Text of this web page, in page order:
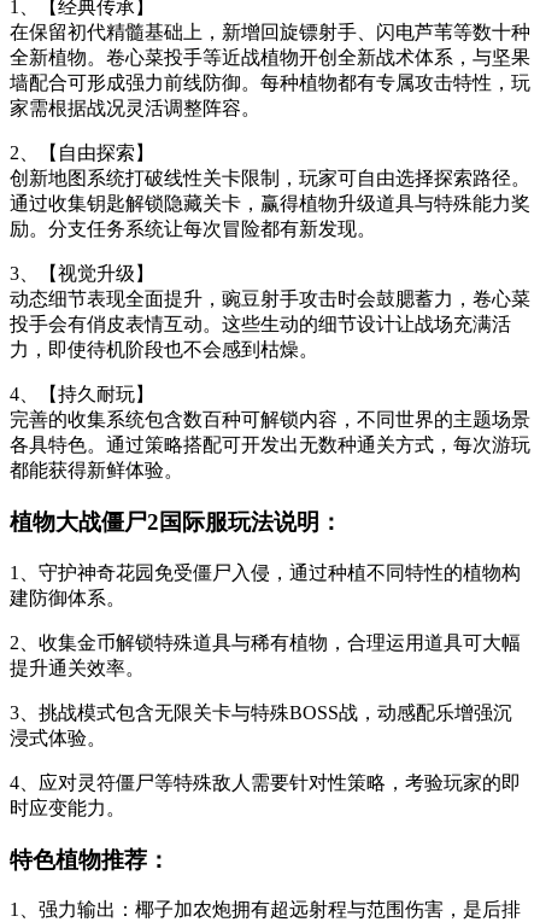
1、【经典传承】
在保留初代精髓基础上，新增回旋镖射手、闪电芦苇等数十种
全新植物。卷心菜投手等近战植物开创全新战术体系，与坚果
墙配合可形成强力前线防御。每种植物都有专属攻击特性，玩
家需根据战况灵活调整阵容。
2、【自由探索】
创新地图系统打破线性关卡限制，玩家可自由选择探索路径。
通过收集钥匙解锁隐藏关卡，赢得植物升级道具与特殊能力奖
励。分支任务系统让每次冒险都有新发现。
3、【视觉升级】
动态细节表现全面提升，豌豆射手攻击时会鼓腮蓄力，卷心菜
投手会有俏皮表情互动。这些生动的细节设计让战场充满活
力，即使待机阶段也不会感到枯燥。
4、【持久耐玩】
完善的收集系统包含数百种可解锁内容，不同世界的主题场景
各具特色。通过策略搭配可开发出无数种通关方式，每次游玩
都能获得新鲜体验。
植物大战僵尸2国际服玩法说明：
1、守护神奇花园免受僵尸入侵，通过种植不同特性的植物构
建防御体系。
2、收集金币解锁特殊道具与稀有植物，合理运用道具可大幅
提升通关效率。
3、挑战模式包含无限关卡与特殊BOSS战，动感配乐增强沉
浸式体验。
4、应对灵符僵尸等特殊敌人需要针对性策略，考验玩家的即
时应变能力。
特色植物推荐：
1、强力输出：椰子加农炮拥有超远射程与范围伤害，是后排